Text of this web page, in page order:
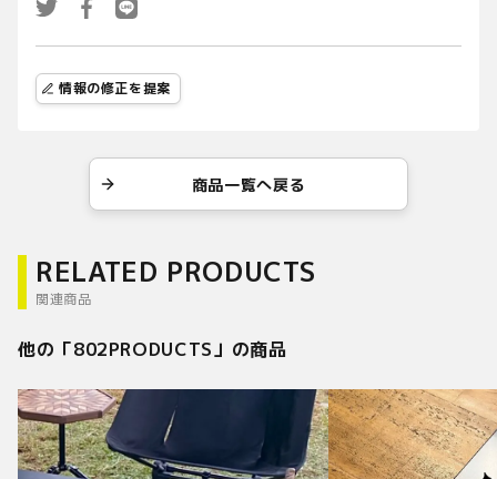
情報の修正を提案
商品一覧へ戻る
RELATED PRODUCTS
関連商品
他の「802PRODUCTS」の商品